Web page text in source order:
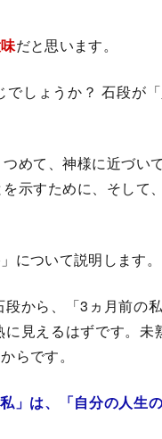
だと思います。
しょうか？ 石段が
めて、神様に近づい
示すために、そして
について説明します。
から、「3ヵ月前の
見えるはずです。
らです。
」は、「自分の人生